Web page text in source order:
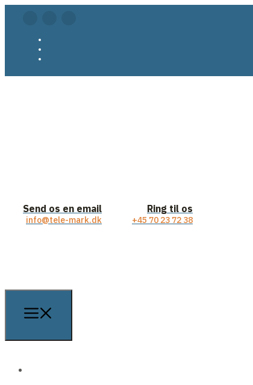
Send os en email
info@tele-mark.dk
Ring til os
+45 70 23 72 38